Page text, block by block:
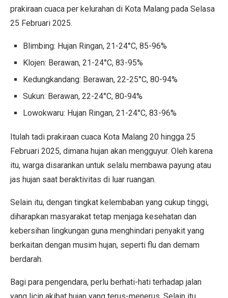
prakiraan cuaca per kelurahan di Kota Malang pada Selasa
25 Februari 2025.
Blimbing: Hujan Ringan, 21-24°C, 85-96%
Klojen: Berawan, 21-24°C, 83-95%
Kedungkandang: Berawan, 22-25°C, 80-94%
Sukun: Berawan, 22-24°C, 80-94%
Lowokwaru: Hujan Ringan, 21-24°C, 83-96%
Itulah tadi prakiraan cuaca Kota Malang 20 hingga 25
Februari 2025, dimana hujan akan mengguyur. Oleh karena
itu, warga disarankan untuk selalu membawa payung atau
jas hujan saat beraktivitas di luar ruangan.
Selain itu, dengan tingkat kelembaban yang cukup tinggi,
diharapkan masyarakat tetap menjaga kesehatan dan
kebersihan lingkungan guna menghindari penyakit yang
berkaitan dengan musim hujan, seperti flu dan demam
berdarah.
Bagi para pengendara, perlu berhati-hati terhadap jalan